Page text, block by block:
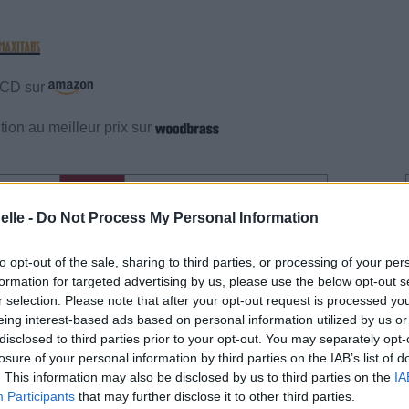
- Do Not Process My Personal Information
opt-out of the sale, sharing to third parties, or processing of your
for targeted advertising by us, please use the below opt-out
selection. Please note that after your opt-out request is processed
interest-based ads based on personal information utilized by us
to third parties prior to your opt-out. You may separately
of your personal information by third parties on the IAB’s list of
This information may also be disclosed by us to third parties on the
Participants that may further disclose it to other third parties.
sur
au meilleur prix sur
Photos Corrections & commentaires
cette traduction Corriger une erreur